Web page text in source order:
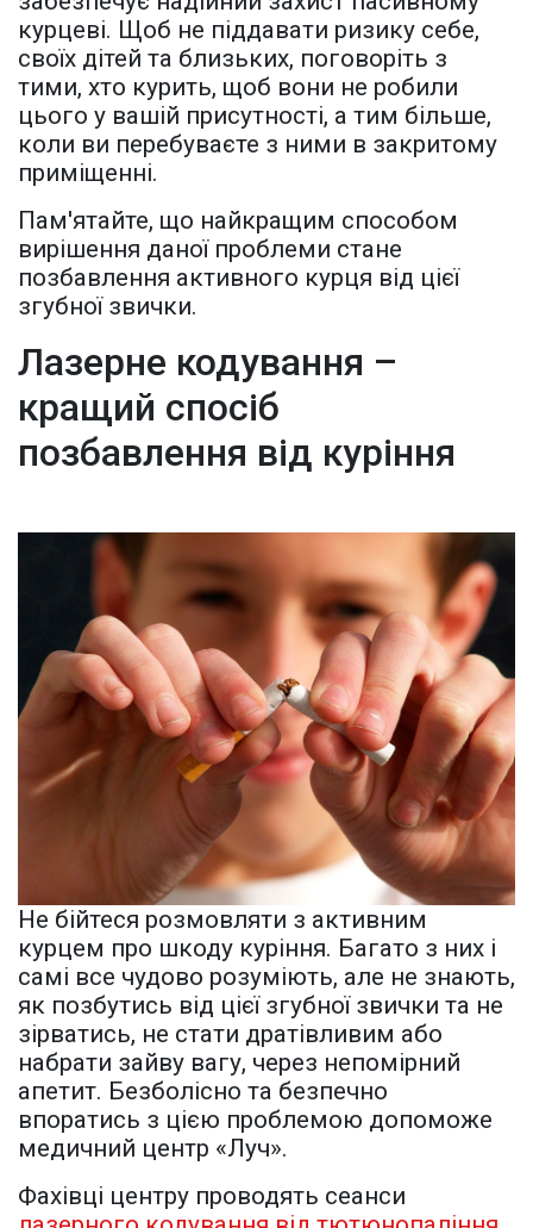
курцеві. Щоб не піддавати ризику себе,
своїх дітей та близьких, поговоріть з
тими, хто курить, щоб вони не робили
цього у вашій присутності, а тим більше,
коли ви перебуваєте з ними в закритому
приміщенні.
Пам'ятайте, що найкращим способом
вирішення даної проблеми стане
позбавлення активного курця від цієї
згубної звички.
Лазерне кодування –
кращий спосіб
позбавлення від куріння
Не бійтеся розмовляти з активним
курцем про шкоду куріння. Багато з них і
самі все чудово розуміють, але не знають,
як позбутись від цієї згубної звички та не
зірватись, не стати дратівливим або
набрати зайву вагу, через непомірний
апетит. Безболісно та безпечно
впоратись з цією проблемою допоможе
медичний центр «Луч».
Фахівці центру проводять сеанси